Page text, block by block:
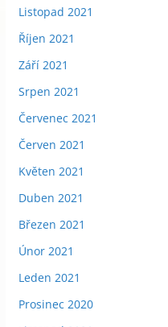
Listopad 2021
Říjen 2021
Září 2021
Srpen 2021
Červenec 2021
Červen 2021
Květen 2021
Duben 2021
Březen 2021
Únor 2021
Leden 2021
Prosinec 2020